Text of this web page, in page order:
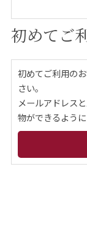
休業日
お問
初めてご
初めてご利用の
さい。
メールアドレス
物ができるように